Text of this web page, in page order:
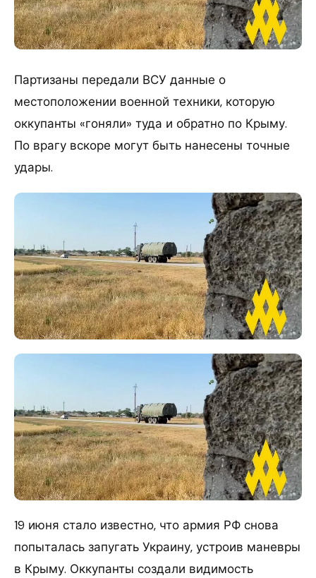
Партизаны передали ВСУ данные о
местоположении военной техники, которую
оккупанты «гоняли» туда и обратно по Крыму.
По врагу вскоре могут быть нанесены точные
удары.
19 июня стало известно, что армия РФ снова
попыталась запугать Украину, устроив маневры
в Крыму. Оккупанты создали видимость